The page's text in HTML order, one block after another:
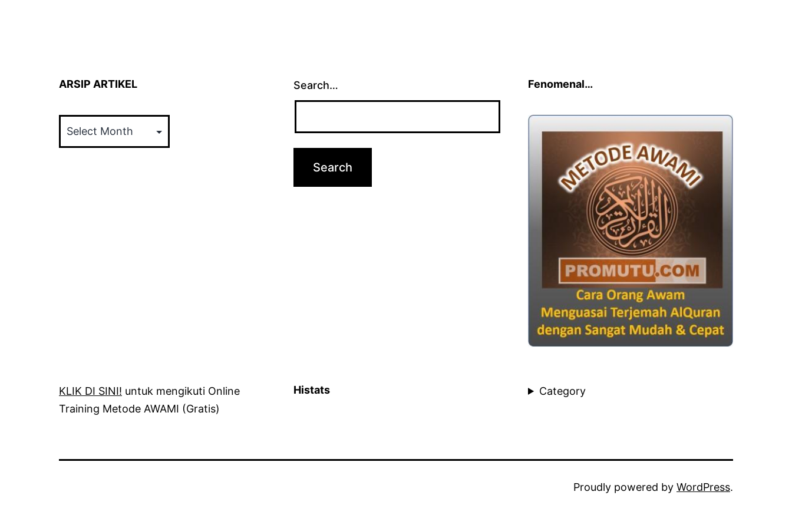
ARSIP ARTIKEL
ARTIKEL
Search… Fenomenal…
KLIK DI SINI! untuk mengikuti Online
Training Metode AWAMI (Gratis)
Histats Category
Proudly powered by WordPress.